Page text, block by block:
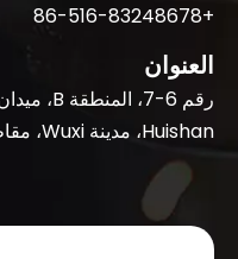
+86-516-83248678
العنوان
Huishan، مدينة Wuxi، مقاطعة Jiangsu